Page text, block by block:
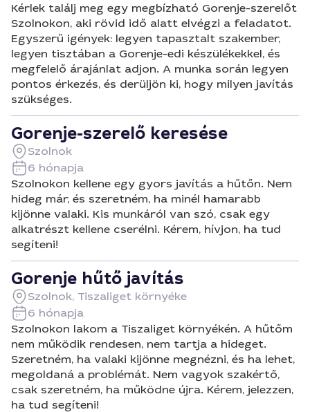
Kérlek találj meg egy megbízható Gorenje-szerelőt
Szolnokon, aki rövid idő alatt elvégzi a feladatot.
Egyszerű igények: legyen tapasztalt szakember,
legyen tisztában a Gorenje-edi készülékekkel, és
megfelelő árajánlat adjon. A munka során legyen
pontos érkezés, és derüljön ki, hogy milyen javítás
szükséges.
Gorenje-szerelő keresése
Szolnok
6 hónapja
Szolnokon kellene egy gyors javítás a hűtőn. Nem
hideg már, és szeretném, ha minél hamarabb
kijönne valaki. Kis munkáról van szó, csak egy
alkatrészt kellene cserélni. Kérem, hívjon, ha tud
segíteni!
Gorenje hűtő javítás
Szolnok, Tiszaliget környéke
6 hónapja
Szolnokon lakom a Tiszaliget környékén. A hűtőm
nem működik rendesen, nem tartja a hideget.
Szeretném, ha valaki kijönne megnézni, és ha lehet,
megoldaná a problémát. Nem vagyok szakértő,
csak szeretném, ha működne újra. Kérem, jelezzen,
ha tud segíteni!